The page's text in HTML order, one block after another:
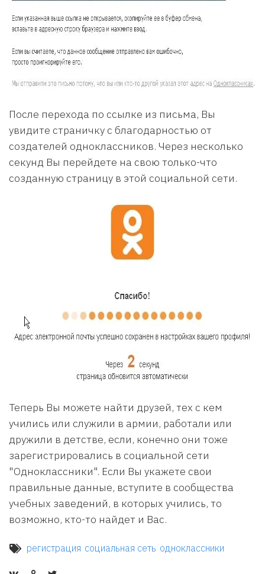
После перехода по ссылке из письма, Вы
увидите страничку с благодарностью от
создателей одноклассников. Через несколько
секунд Вы перейдете на свою только-что
созданную страницу в этой социальной сети.
Теперь Вы можете найти друзей, тех с кем
учились или служили в армии, работали или
дружили в детстве, если, конечно они тоже
зарегистрировались в социальной сети
"Одноклассники". Если Вы укажете свои
правильные данные, вступите в сообщества
учебных заведений, в которых учились, то
возможно, кто-то найдет и Вас.
регистрация социальная сеть одноклассники